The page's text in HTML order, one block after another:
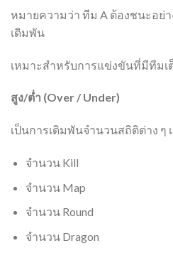
หมายความว่า ทีม A ต้องชนะอย่า
เดิมพัน
เหมาะสำหรับการแข่งขันที่มีทีมเ
สูง/ต่ำ (Over / Under)
เป็นการเดิมพันจำนวนสถิติต่าง ๆ
จำนวน Kill
จำนวน Map
จำนวน Round
จำนวน Dragon